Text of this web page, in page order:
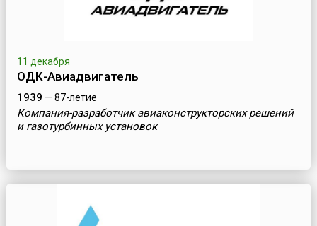
11 декабря
ОДК-Авиадвигатель
1939 — 87-летие
Компания-разработчик авиаконструкторских решений
и газотурбинных установок